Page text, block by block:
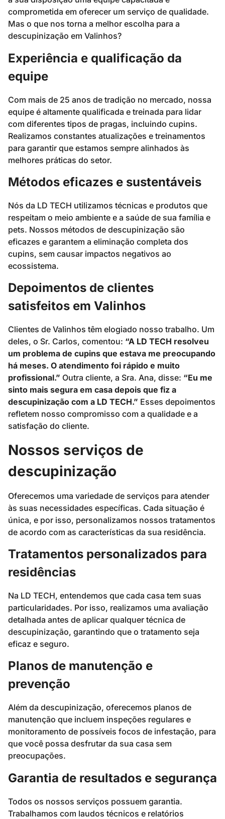
comprometida em oferecer um serviço de qualidade.
Mas o que nos torna a melhor escolha para a
descupinização em Valinhos?
Experiência e qualificação da
equipe
Com mais de 25 anos de tradição no mercado, nossa
equipe é altamente qualificada e treinada para lidar
com diferentes tipos de pragas, incluindo cupins.
Realizamos constantes atualizações e treinamentos
para garantir que estamos sempre alinhados às
melhores práticas do setor.
Métodos eficazes e sustentáveis
Nós da LD TECH utilizamos técnicas e produtos que
respeitam o meio ambiente e a saúde de sua família e
pets. Nossos métodos de descupinização são
eficazes e garantem a eliminação completa dos
cupins, sem causar impactos negativos ao
ecossistema.
Depoimentos de clientes
satisfeitos em Valinhos
Clientes de Valinhos têm elogiado nosso trabalho. Um
deles, o Sr. Carlos, comentou: “A LD TECH resolveu
um problema de cupins que estava me preocupando
há meses. O atendimento foi rápido e muito
profissional.” Outra cliente, a Sra. Ana, disse: “Eu me
sinto mais segura em casa depois que fiz a
descupinização com a LD TECH.” Esses depoimentos
refletem nosso compromisso com a qualidade e a
satisfação do cliente.
Nossos serviços de
descupinização
Oferecemos uma variedade de serviços para atender
às suas necessidades específicas. Cada situação é
única, e por isso, personalizamos nossos tratamentos
de acordo com as características da sua residência.
Tratamentos personalizados para
residências
Na LD TECH, entendemos que cada casa tem suas
particularidades. Por isso, realizamos uma avaliação
detalhada antes de aplicar qualquer técnica de
descupinização, garantindo que o tratamento seja
eficaz e seguro.
Planos de manutenção e
prevenção
Além da descupinização, oferecemos planos de
manutenção que incluem inspeções regulares e
monitoramento de possíveis focos de infestação, para
que você possa desfrutar da sua casa sem
preocupações.
Garantia de resultados e segurança
Todos os nossos serviços possuem garantia.
Trabalhamos com laudos técnicos e relatórios